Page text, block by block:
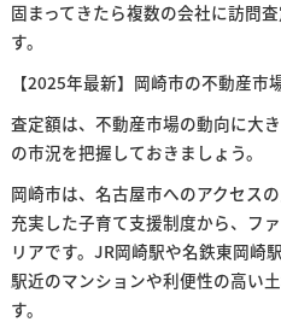
固まってきたら複数の会社に訪問
す。
【2025年最新】岡崎市の不動産市
査定額は、不動産市場の動向に大
の市況を把握しておきましょう。
岡崎市は、名古屋市へのアクセス
充実した子育て支援制度から、フ
リアです。JR岡崎駅や名鉄東岡崎
駅近のマンションや利便性の高い
す。